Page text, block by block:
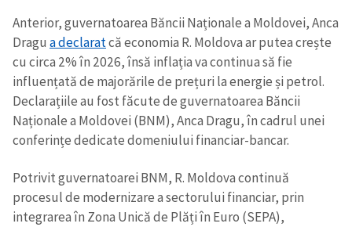
Anterior, guvernatoarea Băncii Naționale a Moldovei, Anca
Dragu a declaratcă economia R. Moldova ar putea crește
cu circa 2% în 2026, însă inflația va continua să fie
influențată de majorările de prețuri la energie și petrol.
Declarațiile au fost făcute de guvernatoarea Băncii
Naționale a Moldovei (BNM), Anca Dragu, în cadrul unei
conferințe dedicate domeniului financiar-bancar.
Potrivit guvernatoarei BNM, R. Moldova continuă
procesul de modernizare a sectorului financiar, prin
integrarea în Zona Unică de Plăți în Euro (SEPA),